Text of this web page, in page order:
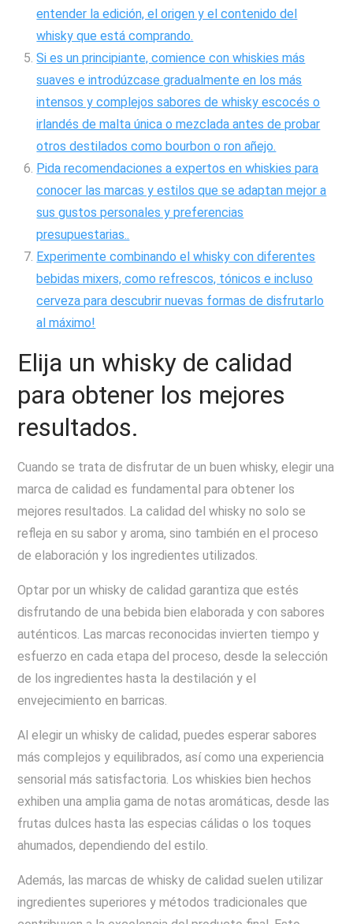
entender la edición, el origen y el contenido del
whisky que está comprando.
Si es un principiante, comience con whiskies más
suaves e introdúzcase gradualmente en los más
intensos y complejos sabores de whisky escocés o
irlandés de malta única o mezclada antes de probar
otros destilados como bourbon o ron añejo.
Pida recomendaciones a expertos en whiskies para
conocer las marcas y estilos que se adaptan mejor a
sus gustos personales y preferencias
presupuestarias..
Experimente combinando el whisky con diferentes
bebidas mixers, como refrescos, tónicos e incluso
cerveza para descubrir nuevas formas de disfrutarlo
al máximo!
Elija un whisky de calidad
para obtener los mejores
resultados.
Cuando se trata de disfrutar de un buen whisky, elegir una
marca de calidad es fundamental para obtener los
mejores resultados. La calidad del whisky no solo se
refleja en su sabor y aroma, sino también en el proceso
de elaboración y los ingredientes utilizados.
Optar por un whisky de calidad garantiza que estés
disfrutando de una bebida bien elaborada y con sabores
auténticos. Las marcas reconocidas invierten tiempo y
esfuerzo en cada etapa del proceso, desde la selección
de los ingredientes hasta la destilación y el
envejecimiento en barricas.
Al elegir un whisky de calidad, puedes esperar sabores
más complejos y equilibrados, así como una experiencia
sensorial más satisfactoria. Los whiskies bien hechos
exhiben una amplia gama de notas aromáticas, desde las
frutas dulces hasta las especias cálidas o los toques
ahumados, dependiendo del estilo.
Además, las marcas de whisky de calidad suelen utilizar
ingredientes superiores y métodos tradicionales que